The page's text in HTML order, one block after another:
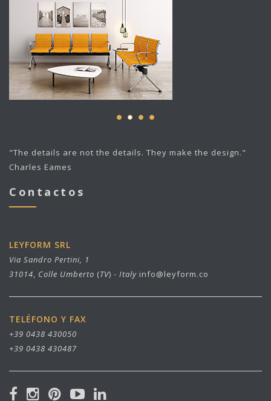
"The details are not the details. They make the design."
Charles Eames
Contactos
LEYFORM SRL
Via Sandro Pertini, 1
31014 Colle Umberto (TV) - Italy info@leyform.co
TELÉFONO Y FAX
+39 0438 430050
+39 0438 430487